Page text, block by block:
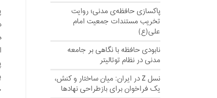
پاکسازی حافظه‌ی مدنی؛ روایت
تخریب مستندات جمعیت امام
علی(ع)
نابودی حافظه با نگاهی بر جامعه
مدنی در نظام توتالیتر
نسل‌ Z در ایران: میان ساختار و کنش،
یک فراخوان برای بازطراحی نهادها